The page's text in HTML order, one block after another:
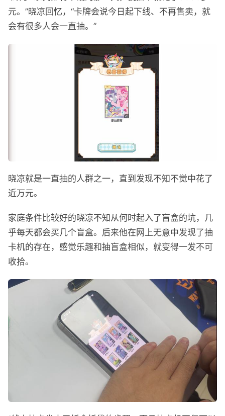
元。”晓凉回忆，“卡牌会说今日起下线、不再售卖，就
会有很多人会一直抽。”
晓凉就是一直抽的人群之一，直到发现不知不觉中花了
近万元。
家庭条件比较好的晓凉不知从何时起入了盲盒的坑，几
乎每天都会买几个盲盒。后来他在网上无意中发现了抽
卡机的存在，感觉乐趣和抽盲盒相似，就变得一发不可
收拾。